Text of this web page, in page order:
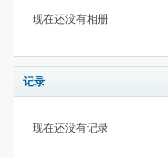
现在还没有相册
记录
现在还没有记录